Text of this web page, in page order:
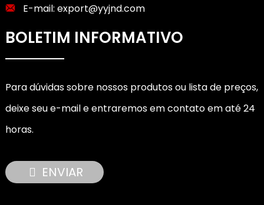
E-mail: export@yyjnd.com
BOLETIM INFORMATIVO
Para dúvidas sobre nossos produtos ou lista de preços,
deixe seu e-mail e entraremos em contato em até 24
horas.
ENVIAR